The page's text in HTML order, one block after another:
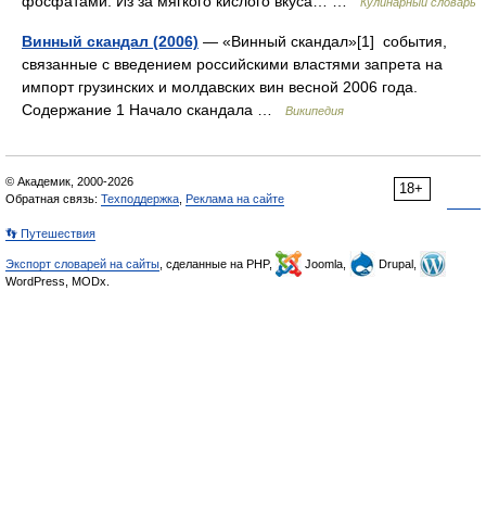
Винный скандал (2006) — «Винный скандал»[1] события,
связанные с введением российскими властями запрета на
импорт грузинских и молдавских вин весной 2006 года.
Содержание 1 Начало скандала …
Википедия
18+
© Академик, 2000-2026
Обратная связь: Техподдержка Реклама на сайте
👣 Путешествия
Экспорт словарей на сайты , сделанные на PHP, Joomla,
Drupal,
WordPress, MODx.